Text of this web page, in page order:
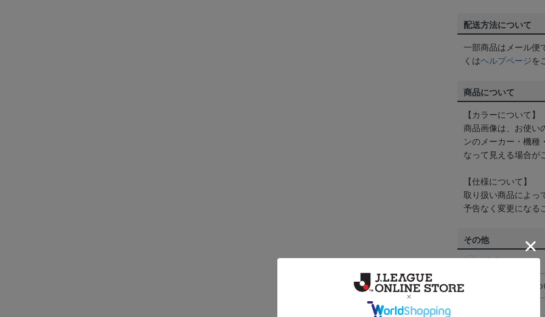
配送方法について
一部商品はメール便
くはヘルプページを
商品について
【カラーについて】
商品画像は、お使い
ンのメーカー・機種
なって見える場合が
【仕様について】
取り扱い商品によっ
予告なく変更になる
その他
ギフト対応に